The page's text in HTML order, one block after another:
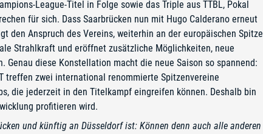
League-Titel in Folge sowie das Triple aus TTBL, Pokal
für sich. Dass Saarbrücken nun mit Hugo Calderano erneut
den Anspruch des Vereins, weiterhin an der europäischen Spitze
Strahlkraft und eröffnet zusätzliche Möglichkeiten, neue
diese Konstellation macht die neue Saison so spannend:
treffen zwei international renommierte Spitzenvereine
die jederzeit in den Titelkampf eingreifen können. Deshalb bin
profitieren wird.
und künftig an Düsseldorf ist: Können denn auch alle anderen